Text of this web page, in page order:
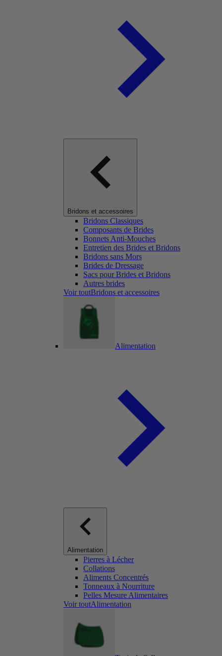
Bridons et accessoires
Bridons Classiques
Composants de Brides
Bonnets Anti-Mouches
Entretien des Brides et Bridons
Bridons sans Mors
Brides de Dressage
Sacs pour Brides et Bridons
Autres brides
Voir toutBridons et accessoires
Alimentation
Alimentation
Pierres à Lécher
Collations
Aliments Concentrés
Tonneaux à Nourriture
Pelles Mesure Alimentaires
Voir toutAlimentation